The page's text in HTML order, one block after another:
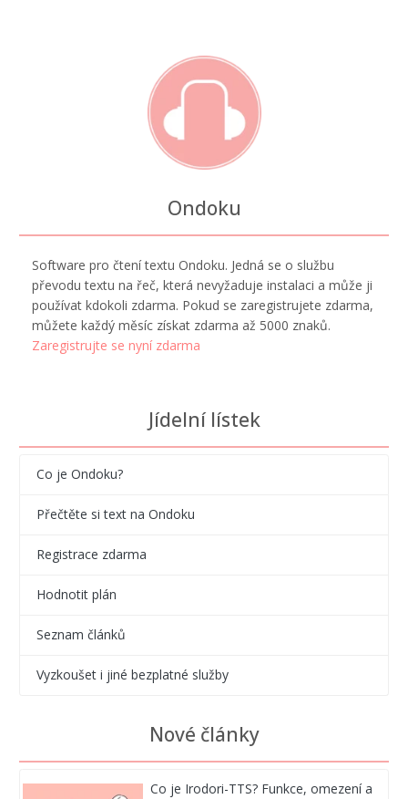
Ondoku
Software pro čtení textu Ondoku. Jedná se o službu
převodu textu na řeč, která nevyžaduje instalaci a může ji
používat kdokoli zdarma. Pokud se zaregistrujete zdarma,
můžete každý měsíc získat zdarma až 5000 znaků.
Zaregistrujte se nyní zdarma
Jídelní lístek
Co je Ondoku?
Přečtěte si text na Ondoku
Registrace zdarma
Hodnotit plán
Seznam článků
Vyzkoušet i jiné bezplatné služby
Nové články
Co je Irodori-TTS? Funkce, omezení a